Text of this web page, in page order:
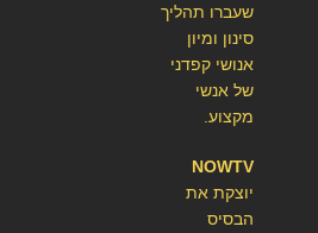
שעברו תהליך
סינון ומיון
אנושי קפדני
של אנשי
מקצוע.
NOWTV
יוצקת את
הבסיס